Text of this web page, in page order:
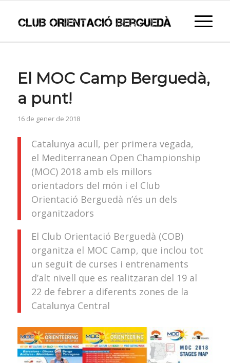
El MOC Camp Berguedà,
a punt!
16 de gener de 2018
Catalunya acull, per primera vegada,
el Mediterranean Open Championship
(MOC) 2018 amb els millors
orientadors del món i el Club
Orientació Berguedà n’és un dels
organitzadors
El Club Orientació Berguedà (COB)
organitza el MOC Camp, que inclou tot
un seguit de curses i entrenaments
d’alt nivell que es realitzaran del 19 al
22 de febrer a diferents zones de la
Catalunya Central